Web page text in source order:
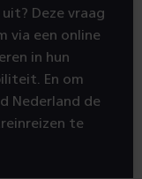
Deze vraag
via een online
in hun
En om
Nederland de
te